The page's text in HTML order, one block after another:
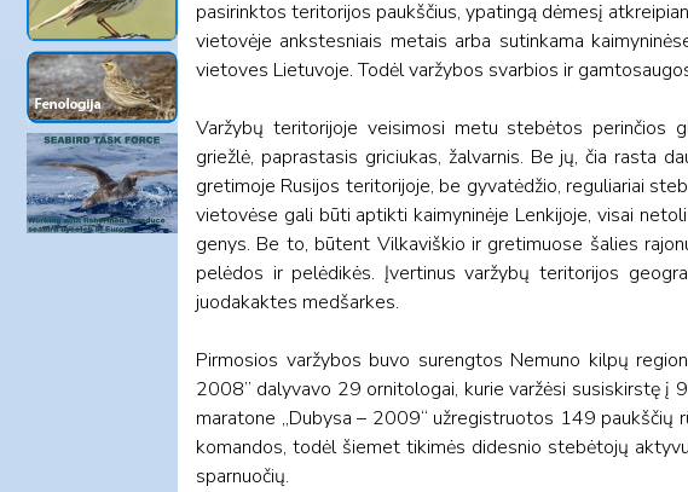
pasirinktos teritorijos paukščius, ypatingą dėmesį
vietovėje ankstesniais metais arba sutinkama
vietoves Lietuvoje. Todėl varžybos svarbios ir
Varžybų teritorijoje veisimosi metu stebėtos perinčios
griežlė, paprastasis griciukas, žalvarnis. Be jų, čia rasta
gretimoje Rusijos teritorijoje, be gyvatėdžio, reguliariai
vietovėse gali būti aptikti kaimyninėje Lenkijoje, visai
genys. Be to, būtent Vilkaviškio ir gretimuose šalies
pelėdos ir pelėdikės. Įvertinus varžybų teritorijos
juodakaktes medšarkes.
Pirmosios varžybos buvo surengtos Nemuno kilpų
2008” dalyvavo 29 ornitologai, kurie varžėsi susiskirstę į
maratone „Dubysa – 2009“ užregistruotos 149 paukščių
komandos, todėl šiemet tikimės didesnio stebėtojų
sparnuočių.